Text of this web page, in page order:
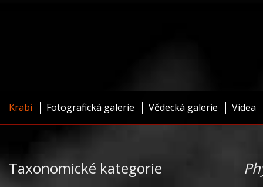
Krabi Fotografická galerie Vědecká galerie Videa
Taxonomické kategorie